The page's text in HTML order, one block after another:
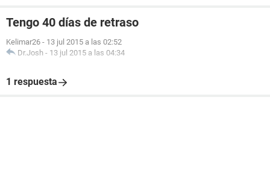
Tengo 40 días de retraso
Kelimar26 - 13 jul 2015 a las 02:52
Dr.Josh - 13 jul 2015 a las 04:34
1 respuesta